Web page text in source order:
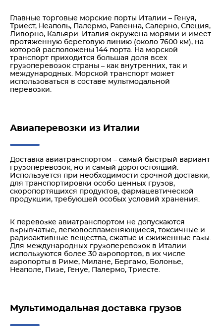
Главные торговые морские порты Италии – Генуя,
Триест, Неаполь, Палермо, Равенна, Салерно, Специя,
Ливорно, Кальяри. Италия окружена морями и имеет
протяженную береговую линию (около 7600 км), на
которой расположены 144 порта. На морской
транспорт приходится большая доля всех
грузоперевозок страны – как внутренних, так и
международных. Морской транспорт может
использоваться в составе мультмодальной
перевозки.
Авиаперевозки из Италии
Доставка авиатранспортом – самый быстрый вариант
грузоперевозок, но и самый дорогостоящий.
Используется при необходимости срочной доставки,
для транспортировки особо ценных грузов,
скоропортящихся продуктов, фармацевтической
продукции, требующей особых условий хранения.
К перевозке авиатранспортом не допускаются
взрывчатые, легковоспламеняющиеся, токсичные и
радиоактивные вещества, сжатые и сжиженные газы.
Для международных грузоперевозок в Италии
используются более 30 аэропортов, в их числе
аэропорты в Риме, Милане, Бергамо, Болонье,
Неаполе, Пизе, Генуе, Палермо, Триесте.
Мультимодальная доставка грузов